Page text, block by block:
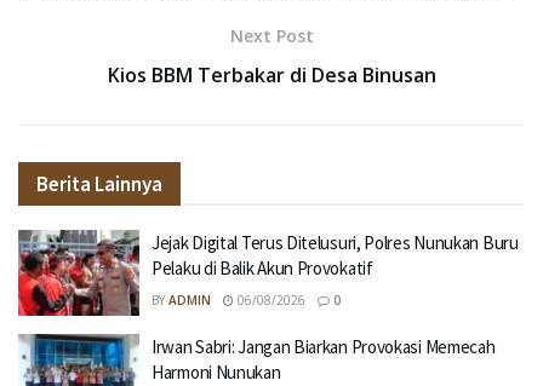
Next Post
Kios BBM Terbakar di Desa Binusan
Berita Lainnya
Jejak Digital Terus Ditelusuri, Polres Nunukan Buru
Pelaku di Balik Akun Provokatif
BY ADMIN 06/08/2026 0
Irwan Sabri: Jangan Biarkan Provokasi Memecah
Harmoni Nunukan